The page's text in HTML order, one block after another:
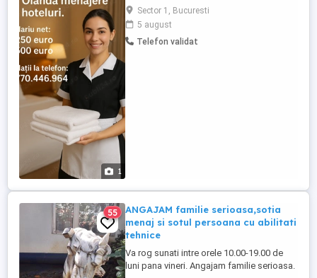
1
și oferă personal cu experiență, pentru
clienți din Olanda, Franța, Belgia,
Germania, Austria și Luxemburg, în
domeniul ospitalității. GP-Connect caută
Sector 1, Bucuresti
5 august
Telefon validat
55
ANGAJAM familie serioasa,sotia
menaj si sotul persoana cu abilitati
tehnice
Va rog sunati intre orele 10.00-19.00 de
luni pana vineri. Angajam familie serioasa.